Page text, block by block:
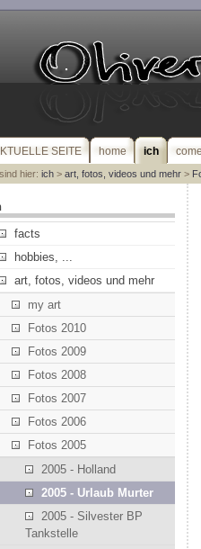
SEITE home ich
hier: ich> art, fotos, videos und mehr>
facts
hobbies, ...
art, fotos, videos und mehr
my art
Fotos 2010
Fotos 2009
Fotos 2008
Fotos 2007
Fotos 2006
Fotos 2005
2005 - Holland
2005 - Urlaub Murter
2005 - Silvester BP
Tankstelle